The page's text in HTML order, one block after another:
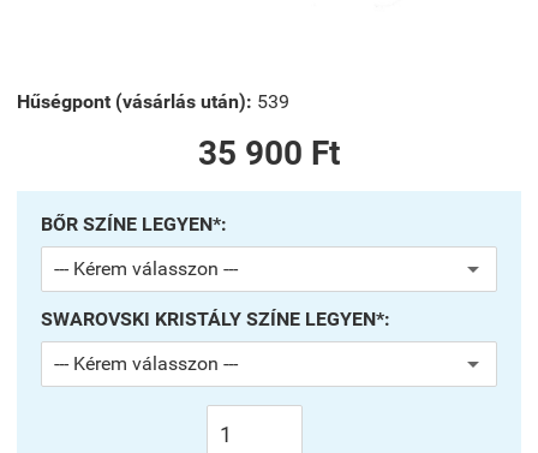
Hűségpont (vásárlás után): 539
35 900 Ft
BŐR SZÍNE LEGYEN*:
SWAROVSKI KRISTÁLY SZÍNE LEGYEN*: